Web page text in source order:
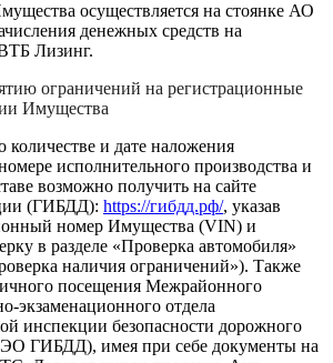
осуществляется на стоянке АО
денежных средств на
Лизинг.
ограничений на регистрационные
Имущества
и дате наложения
исполнительного производства и
возможно получить на сайте
(ГИБДД): https://гибдд.рф/, указав
номер Имущества (VIN) и
в разделе «Проверка автомобиля»
наличия ограничений»). Также
посещения Межрайонного
экзаменационного отдела
инспекции безопасности дорожного
ГИБДД), имея при себе документы на